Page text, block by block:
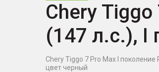
Chery
(147 л.с.), I
Chery Tiggo 7 Pro Max I поколение
цвет черный